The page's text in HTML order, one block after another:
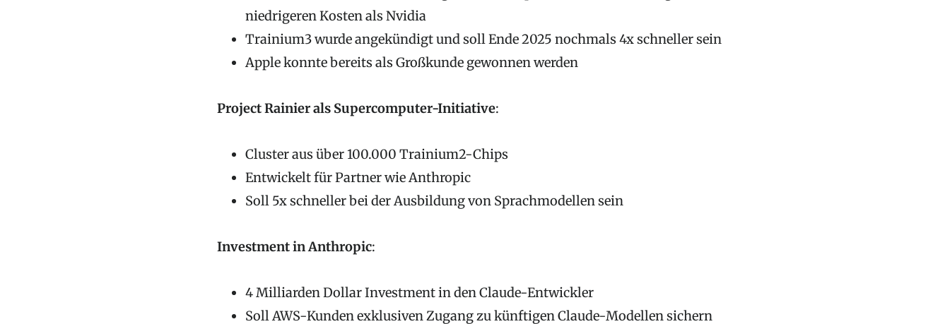
niedrigeren Kosten als Nvidia
Trainium3 wurde angekündigt und soll Ende 2025 nochmals 4x schneller sein
Apple konnte bereits als Großkunde gewonnen werden
Project Rainier als Supercomputer-Initiative:
Cluster aus über 100.000 Trainium2-Chips
Entwickelt für Partner wie Anthropic
Soll 5x schneller bei der Ausbildung von Sprachmodellen sein
Investment in Anthropic:
4 Milliarden Dollar Investment in den Claude-Entwickler
Soll AWS-Kunden exklusiven Zugang zu künftigen Claude-Modellen sichern